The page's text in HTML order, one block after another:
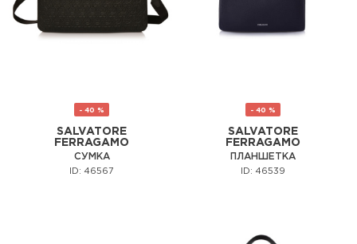
- 40 %
SALVATORE
FERRAGAMO
СУМКА
ID: 46567
- 40 %
SALVATORE
FERRAGAMO
ПЛАНШЕТКА
ID: 46539